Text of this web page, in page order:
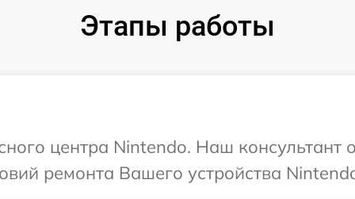
Этапы работы
центра Nintendo. Наш консультант
ремонта Вашего устройства